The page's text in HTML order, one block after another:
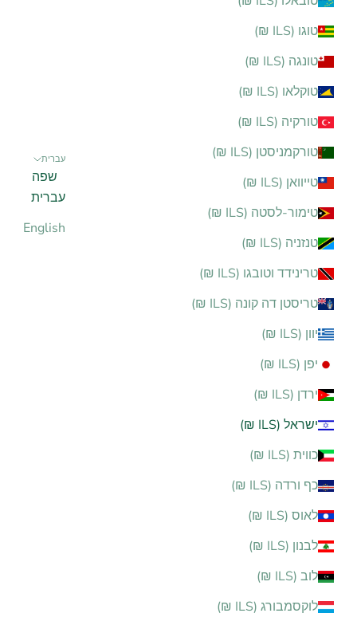
טוגו (ILS ₪)
טונגה (ILS ₪)
טוקלאו (ILS ₪)
טורקיה (ILS ₪)
טורקמניסטן (ILS ₪)
טייוואן (ILS ₪)
טימור-לסטה (ILS ₪)
טנזניה (ILS ₪)
טרינידד וטובגו (ILS ₪)
טריסטן דה קונה (ILS ₪)
יוון (ILS ₪)
יפן (ILS ₪)
ירדן (ILS ₪)
ישראל (ILS ₪)
כווית (ILS ₪)
כף ורדה (ILS ₪)
לאוס (ILS ₪)
לבנון (ILS ₪)
לוב (ILS ₪)
לוקסמבורג (ILS ₪)
עברית
שפה
עברית
English